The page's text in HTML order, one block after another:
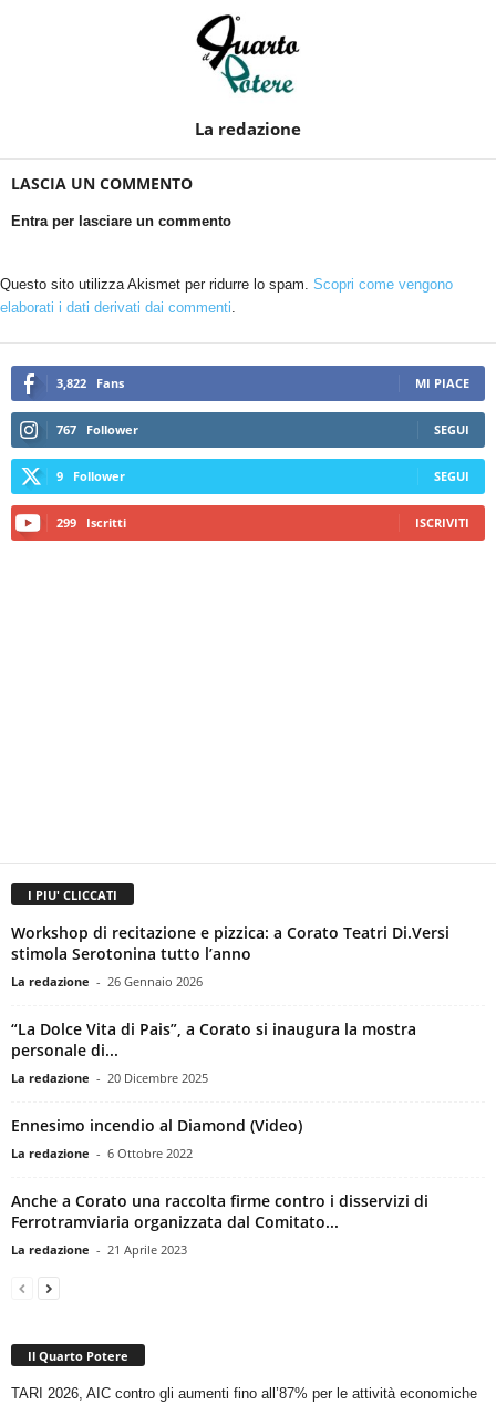
La redazione
LASCIA UN COMMENTO
Entra per lasciare un commento
Questo sito utilizza Akismet per ridurre lo spam. Scopri come vengono
elaborati i dati derivati dai commenti.
3,822 Fans MI PIACE
767 Follower SEGUI
9 Follower SEGUI
299 Iscritti ISCRIVITI
I PIU' CLICCATI
Workshop di recitazione e pizzica: a Corato Teatri Di.Versi
stimola Serotonina tutto l’anno
La redazione - 26 Gennaio 2026
“La Dolce Vita di Pais”, a Corato si inaugura la mostra
personale di...
La redazione - 20 Dicembre 2025
Ennesimo incendio al Diamond (Video)
La redazione - 6 Ottobre 2022
Anche a Corato una raccolta firme contro i disservizi di
Ferrotramviaria organizzata dal Comitato...
La redazione - 21 Aprile 2023
Il Quarto Potere
TARI 2026, AIC contro gli aumenti fino all’87% per le attività economiche